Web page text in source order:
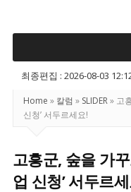
향
스최종편집 : 2026-08-03
Home » 칼럼 » SLIDER» 고
신청’ 서두르세요!
고흥군, 숲을 가
업 신청’ 서두르